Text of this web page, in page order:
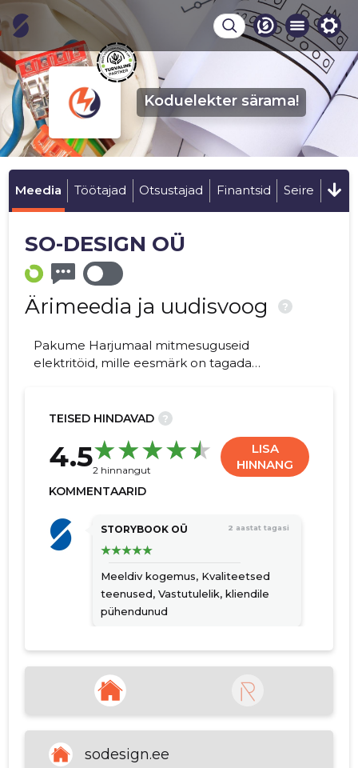
Koduelekter särama!
Meedia Töötajad Otsustajad Finantsid Seire
SO-DESIGN OÜ
Ärimeedia ja uudisvoog ?
Pakume Harjumaal mitmesuguseid
elektritöid, mille eesmärk on tagada
paigaldamisel kui ka hooldamisel.
TEISED HINDAVAD ?
4.52 hinnangut
LISA
HINNANG
KOMMENTAARID
STORYBOOK OÜ 2 aastat tagasi
Meeldiv kogemus, Kvaliteetsed
teenused, Vastutulelik, kliendile
pühendunud
sodesign.ee